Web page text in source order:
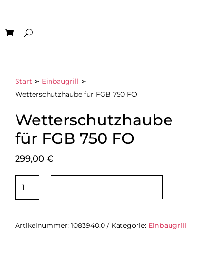
Start ➣ Einbaugrill ➣
Wetterschutzhaube für FGB 750 FO
Wetterschutzhaube
für FGB 750 FO
299,00 €
Wetterschutzhaube
750
Artikelnummer: 1083940.0 Kategorie: Einbaugrill